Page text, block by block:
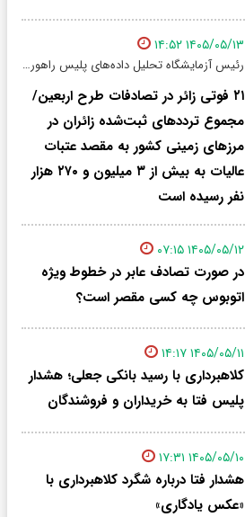
۱۴۰۵/۰۵/۱۳ ۱۴:۵۲
رئیس آزمایشگاه تحلیل داده‌های پلیس راهور فراجا خبر داد:
۲۱ فوتی زائر در تصادفات طرح اربعین/
مجموع ترددهای ثبت‌شده زائران در
مرزهای زمینی کشور به مقصد عتبات
عالیات به بیش از ۳ میلیون و ۲۷۰ هزار
نفر رسیده است
۱۴۰۵/۰۵/۱۲ ۰۷:۱۵
در صورت تصادف عابر در خطوط ویژه
اتوبوس چه کسی مقصر است؟
۱۴۰۵/۰۵/۱۱ ۱۴:۱۷
کلاهبرداری با رسید بانکی جعلی؛ هشدار
پلیس فتا به خریداران و فروشندگان
۱۴۰۵/۰۵/۱۰ ۱۷:۳۱
هشدار فتا درباره شگرد کلاهبرداری با
«عکس یادگاری»